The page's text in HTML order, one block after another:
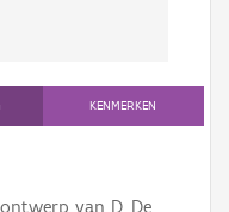
KENMERKEN
van D. De